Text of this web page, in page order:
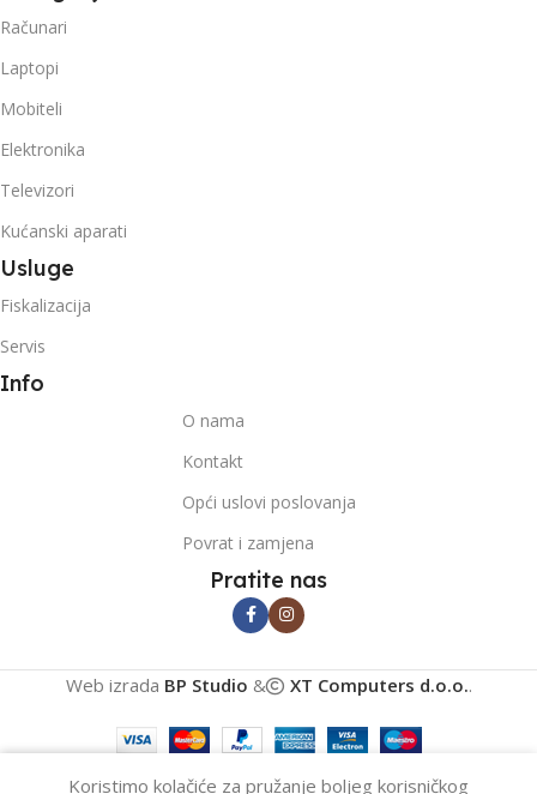
Računari
Laptopi
Mobiteli
Elektronika
Televizori
Kućanski aparati
Usluge
Fiskalizacija
Servis
Info
O nama
Kontakt
Opći uslovi poslovanja
Povrat i zamjena
Pratite nas
Web izrada BP Studio & XT Computers d.o.o..
Koristimo kolačiće za pružanje boljeg korisničkog